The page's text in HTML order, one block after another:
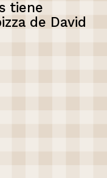
tiene
de David